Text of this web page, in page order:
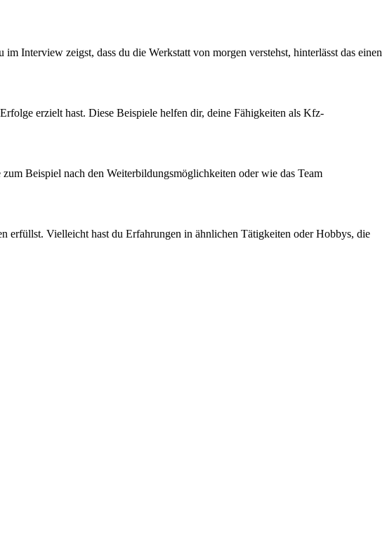
Interview zeigst, dass du die Werkstatt von morgen verstehst, hinterlässt das einen
erzielt hast. Diese Beispiele helfen dir, deine Fähigkeiten als Kfz-
Beispiel nach den Weiterbildungsmöglichkeiten oder wie das Team
erfüllst. Vielleicht hast du Erfahrungen in ähnlichen Tätigkeiten oder Hobbys, die